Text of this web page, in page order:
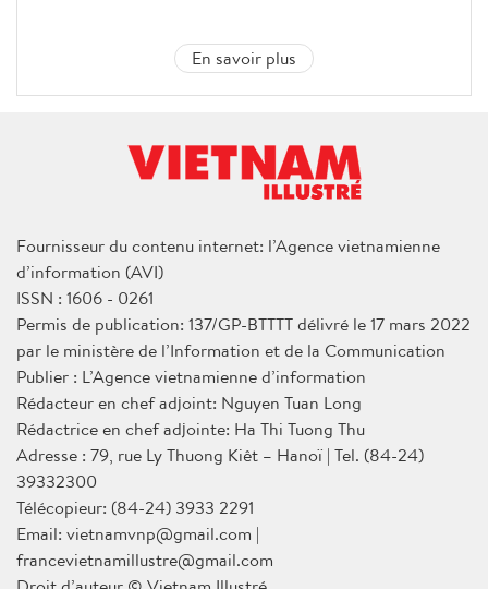
En savoir plus
Fournisseur du contenu internet: l’Agence vietnamienne
d’information (AVI)
ISSN : 1606 - 0261
Permis de publication: 137/GP-BTTTT délivré le 17 mars 2022
par le ministère de l’Information et de la Communication
Publier : L’Agence vietnamienne d’information
Rédacteur en chef adjoint: Nguyen Tuan Long
Rédactrice en chef adjointe: Ha Thi Tuong Thu
Adresse : 79, rue Ly Thuong Kiêt – Hanoï | Tel. (84-24)
39332300
Télécopieur: (84-24) 3933 2291
Email: vietnamvnp@gmail.com |
francevietnamillustre@gmail.com